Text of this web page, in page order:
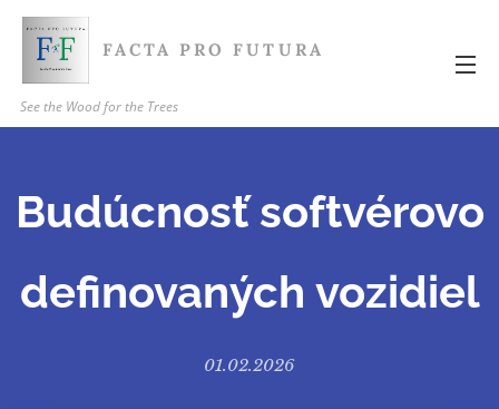
FACTA PRO FUTURA
See the Wood for the Trees
Budúcnosť softvérovo
definovaných vozidiel
01.02.2026